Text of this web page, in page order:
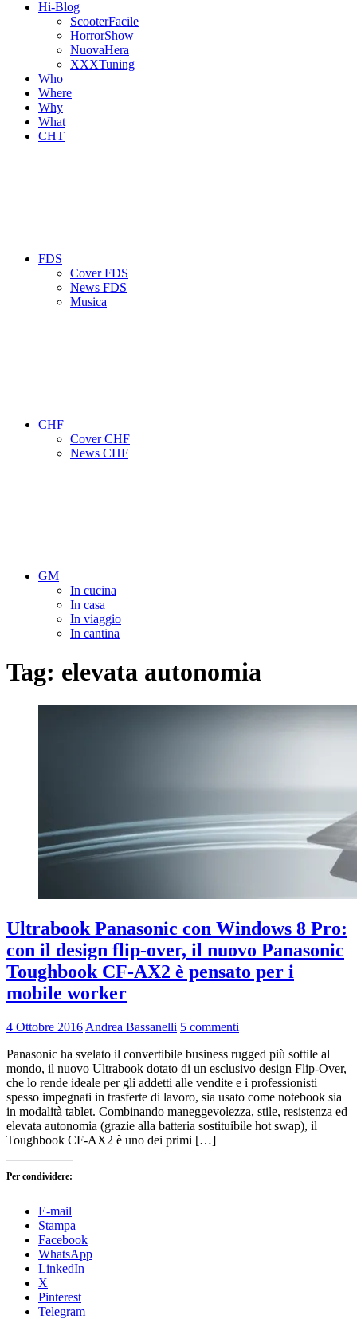
Hi-Blog
ScooterFacile
HorrorShow
NuovaHera
XXXTuning
Who
Where
Why
What
CHT
FDS
Cover FDS
News FDS
Musica
CHF
Cover CHF
News CHF
GM
In cucina
In casa
In viaggio
In cantina
Tag: elevata autonomia
Ultrabook Panasonic con Windows 8 Pro:
con il design flip-over, il nuovo Panasonic
Toughbook CF-AX2 è pensato per i
mobile worker
4 Ottobre 2016 Andrea Bassanelli 5 commenti
Panasonic ha svelato il convertibile business rugged più sottile al
mondo, il nuovo Ultrabook dotato di un esclusivo design Flip-Over,
che lo rende ideale per gli addetti alle vendite e i professionisti
spesso impegnati in trasferte di lavoro, sia usato come notebook sia
in modalità tablet. Combinando maneggevolezza, stile, resistenza ed
elevata autonomia (grazie alla batteria sostituibile hot swap), il
Toughbook CF-AX2 è uno dei primi […]
Per condividere:
E-mail
Stampa
Facebook
WhatsApp
LinkedIn
X
Pinterest
Telegram